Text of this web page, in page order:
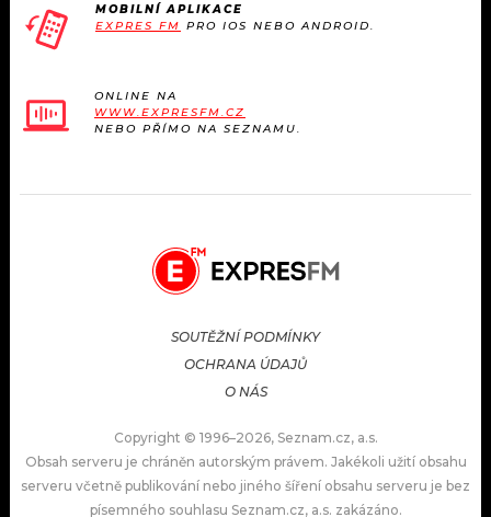
MOBILNÍ APLIKACE
EXPRES FM PRO IOS NEBO ANDROID.
ONLINE NA
WWW.EXPRESFM.CZ
NEBO PŘÍMO NA SEZNAMU.
SOUTĚŽNÍ PODMÍNKY
OCHRANA ÚDAJŮ
O NÁS
Copyright © 1996–2026, Seznam.cz, a.s.
Obsah serveru je chráněn autorským právem. Jakékoli užití obsahu
serveru včetně publikování nebo jiného šíření obsahu serveru je bez
písemného souhlasu Seznam.cz, a.s. zakázáno.